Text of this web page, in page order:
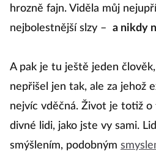
hrozně fajn. Viděla můj
nejbolestnější slzy –
a nikdy
A pak je tu ještě jeden
nepřišel jen tak, ale za jehož
nejvíc vděčná. Život je totiž
divné lidi, jako jste vy sami.
smýšlením, podobným